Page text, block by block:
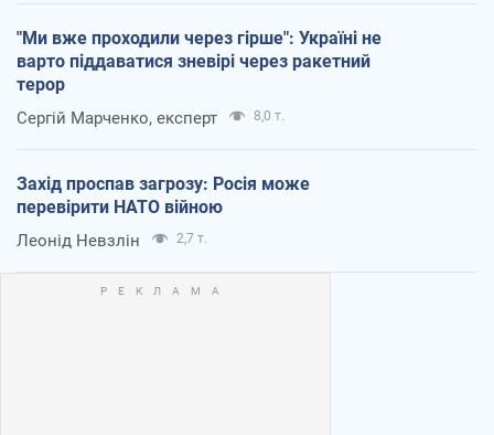
"Ми вже проходили через гірше": Україні не
варто піддаватися зневірі через ракетний
терор
Сергій Марченко, експерт 8,0 т.
Захід проспав загрозу: Росія може
перевірити НАТО війною
Леонід Невзлін 2,7 т.